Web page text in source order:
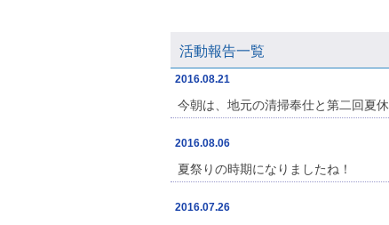
活動報告一覧
2016.08.21
今朝は、地元の清掃奉仕と第二回夏
2016.08.06
夏祭りの時期になりましたね！
2016.07.26